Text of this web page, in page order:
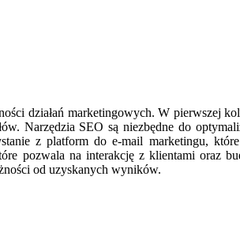
działań marketingowych. W pierwszej
Narzędzia SEO są niezbędne do
z platform do e-mail marketingu,
pozwala na interakcję z klientami oraz
od uzyskanych wyników.